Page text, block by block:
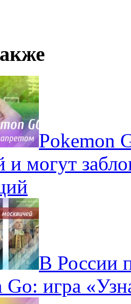
Pokеmon
и могут
В России
Go: игра